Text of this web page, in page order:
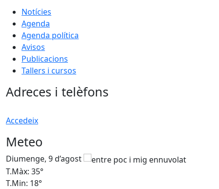
Notícies
Agenda
Agenda política
Avisos
Publicacions
Tallers i cursos
Adreces i telèfons
Accedeix
Meteo
Diumenge, 9 d’agost
T.Màx: 35°
T.Min: 18°